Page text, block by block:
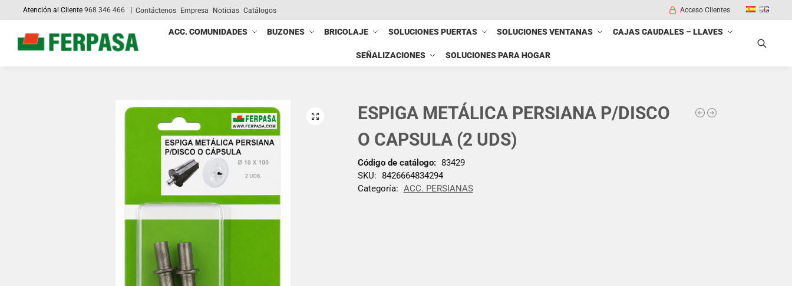
Atención al Cliente968 346 466 Contáctenos Empresa Noticias Catálogos Acceso Clientes
ACC. COMUNIDADES BUZONES BRICOLAJE SOLUCIONES PUERTAS SOLUCIONES VENTANAS CAJAS CAUDALES – LLAVES
SEÑALIZACIONES SOLUCIONES PARA HOGAR
Search
ESPIGA METÁLICA PERSIANA P/DISCO
O CAPSULA (2 UDS)
Código de catálogo: 83429
SKU: 8426664834294
Categoría: ACC. PERSIANAS